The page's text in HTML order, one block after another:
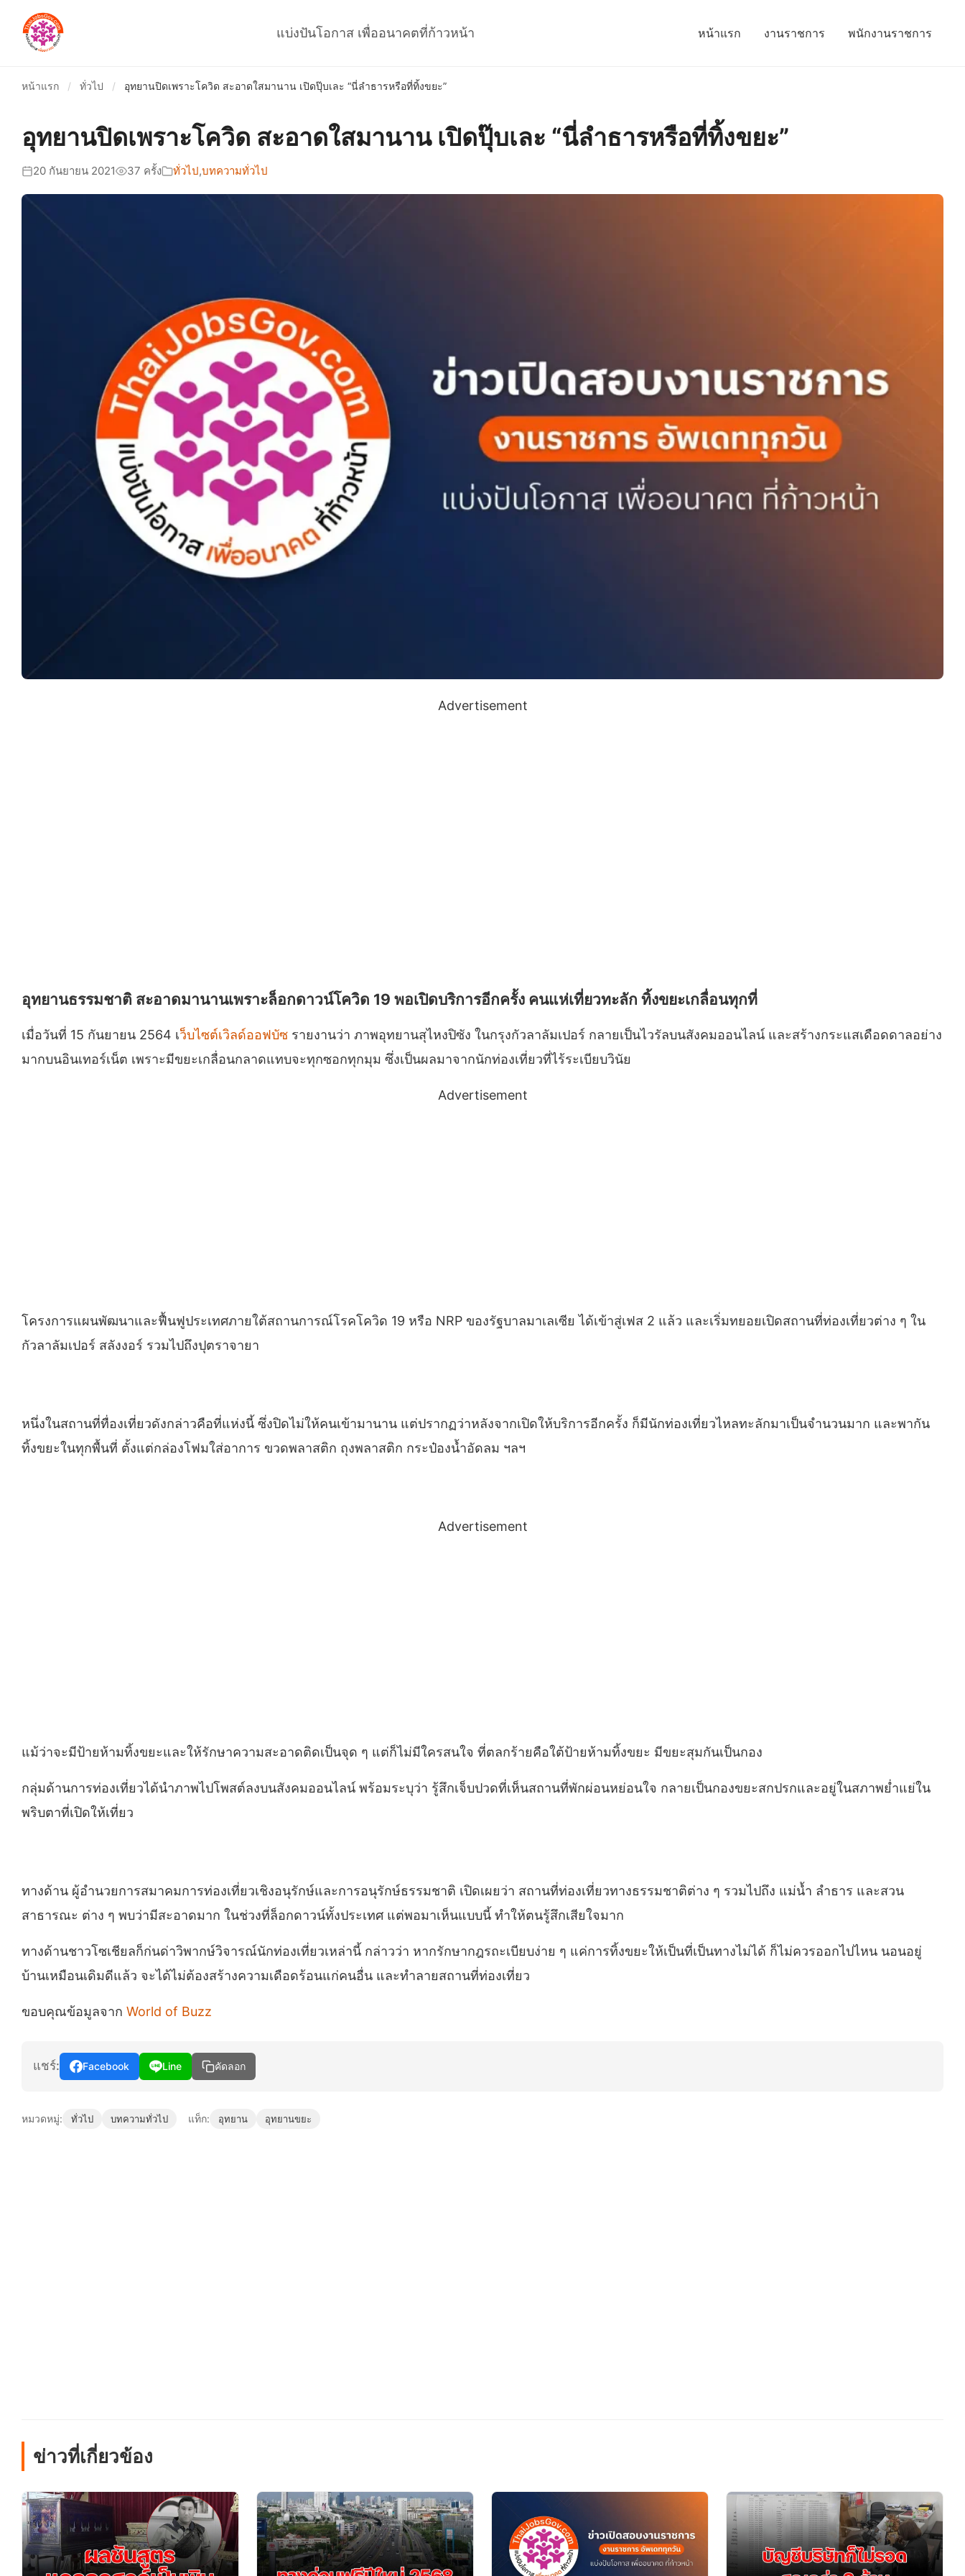
แบ่งปันโอกาส เพื่ออนาคตที่ก้าวหน้า หน้าแรก งานราชการ พนักงานราชการ
หน้าแรก / ทั่วไป / อุทยานปิดเพราะโควิด สะอาดใสมานาน เปิดปุ๊บเละ “นี่ลำธารหรือที่ทิ้งขยะ”
อุทยานปิดเพราะโควิด สะอาดใสมานาน เปิดปุ๊บเละ “นี่ลำธารหรือที่ทิ้งขยะ”
20 กันยายน 2021 37 ครั้ง ทั่วไป,บทความทั่วไป
Advertisement
อุทยานธรรมชาติ สะอาดมานานเพราะล็อกดาวน์โควิด 19 พอเปิดบริการอีกครั้ง คนแห่เที่ยวทะลัก ทิ้งขยะเกลื่อนทุกที่
เมื่อวันที่ 15 กันยายน 2564 เว็บไซต์เวิลด์ออฟบัซ รายงานว่า ภาพอุทยานสุไหงปิซัง ในกรุงกัวลาลัมเปอร์ กลายเป็นไวรัลบนสังคมออนไลน์ และสร้างกระแสเดือดดาลอย่าง
มากบนอินเทอร์เน็ต เพราะมีขยะเกลื่อนกลาดแทบจะทุกซอกทุกมุม ซึ่งเป็นผลมาจากนักท่องเที่ยวที่ไร้ระเบียบวินัย
Advertisement
โครงการแผนพัฒนาและฟื้นฟูประเทศภายใต้สถานการณ์โรคโควิด 19 หรือ NRP ของรัฐบาลมาเลเซีย ได้เข้าสู่เฟส 2 แล้ว และเริ่มทยอยเปิดสถานที่ท่องเที่ยวต่าง ๆ ใน
กัวลาลัมเปอร์ สลังงอร์ รวมไปถึงปุตราจายา
หนึ่งในสถานที่ทื่องเที่ยวดังกล่าวคือที่แห่งนี้ ซึ่งปิดไม่ให้คนเข้ามานาน แต่ปรากฏว่าหลังจากเปิดให้บริการอีกครั้ง ก็มีนักท่องเที่ยวไหลทะลักมาเป็นจำนวนมาก และพากัน
ทิ้งขยะในทุกพื้นที่ ตั้งแต่กล่องโฟมใส่อาการ ขวดพลาสติก ถุงพลาสติก กระป๋องน้ำอัดลม ฯลฯ
Advertisement
แม้ว่าจะมีป้ายห้ามทิ้งขยะและให้รักษาความสะอาดติดเป็นจุด ๆ แต่ก็ไม่มีใครสนใจ ที่ตลกร้ายคือใต้ป้ายห้ามทิ้งขยะ มีขยะสุมกันเป็นกอง
กลุ่มด้านการท่องเที่ยวได้นำภาพไปโพสต์ลงบนสังคมออนไลน์ พร้อมระบุว่า รู้สึกเจ็บปวดที่เห็นสถานที่พักผ่อนหย่อนใจ กลายเป็นกองขยะสกปรกและอยู่ในสภาพย่ำแย่ใน
พริบตาที่เปิดให้เที่ยว
ทางด้าน ผู้อำนวยการสมาคมการท่องเที่ยวเชิงอนุรักษ์และการอนุรักษ์ธรรมชาติ เปิดเผยว่า สถานที่ท่องเที่ยวทางธรรมชาติต่าง ๆ รวมไปถึง แม่น้ำ ลำธาร และสวน
สาธารณะ ต่าง ๆ พบว่ามีสะอาดมาก ในช่วงที่ล็อกดาวน์ทั้งประเทศ แต่พอมาเห็นแบบนี้ ทำให้ตนรู้สึกเสียใจมาก
ทางด้านชาวโซเชียลก็ก่นด่าวิพากษ์วิจารณ์นักท่องเที่ยวเหล่านี้ กล่าวว่า หากรักษากฎรถะเบียบง่าย ๆ แค่การทิ้งขยะให้เป็นที่เป็นทางไม่ได้ ก็ไม่ควรออกไปไหน นอนอยู่
บ้านเหมือนเดิมดีแล้ว จะได้ไม่ต้องสร้างความเดือดร้อนแก่คนอื่น และทำลายสถานที่ท่องเที่ยว
ขอบคุณข้อมูลจาก World of Buzz
แชร์: Facebook Line คัดลอก
หมวดหมู่: ทั่วไป บทความทั่วไป แท็ก: อุทยาน อุทยานขยะ
ข่าวที่เกี่ยวข้อง